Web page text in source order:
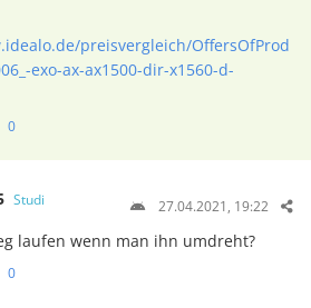
preisvergleich/OffersOfProd
exo-ax-ax1500-dir-x1560-d-
0
Studi 27.04.2021, 19:22
laufen wenn man ihn umdreht?
0